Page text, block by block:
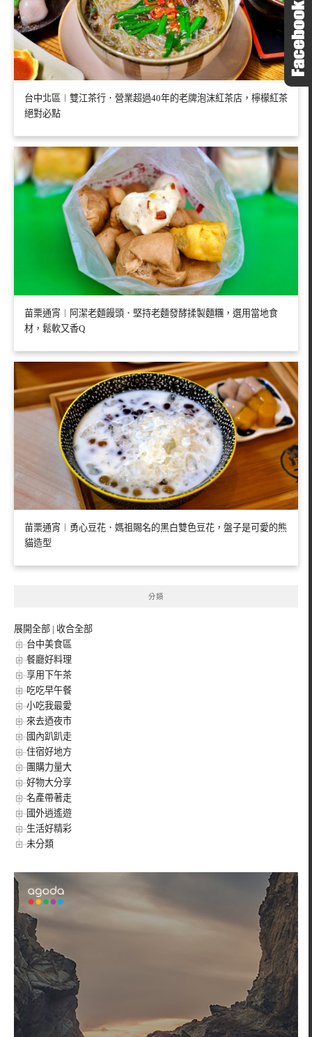
台中北區︱雙江茶行．營業超過40年的老牌泡沫紅茶店，檸檬紅茶
絕對必點
苗栗通宵︱阿潔老麵饅頭．堅持老麵發酵揉製麵糰，選用當地食
材，鬆軟又香Q
苗栗通宵︱勇心豆花．媽祖賜名的黑白雙色豆花，盤子是可愛的熊
貓造型
分類
展開全部 | 收合全部
台中美食區
餐廳好料理
享用下午茶
吃吃早午餐
小吃我最愛
來去迺夜市
國內趴趴走
住宿好地方
團購力量大
好物大分享
名產帶著走
國外逍遙遊
生活好精彩
未分類